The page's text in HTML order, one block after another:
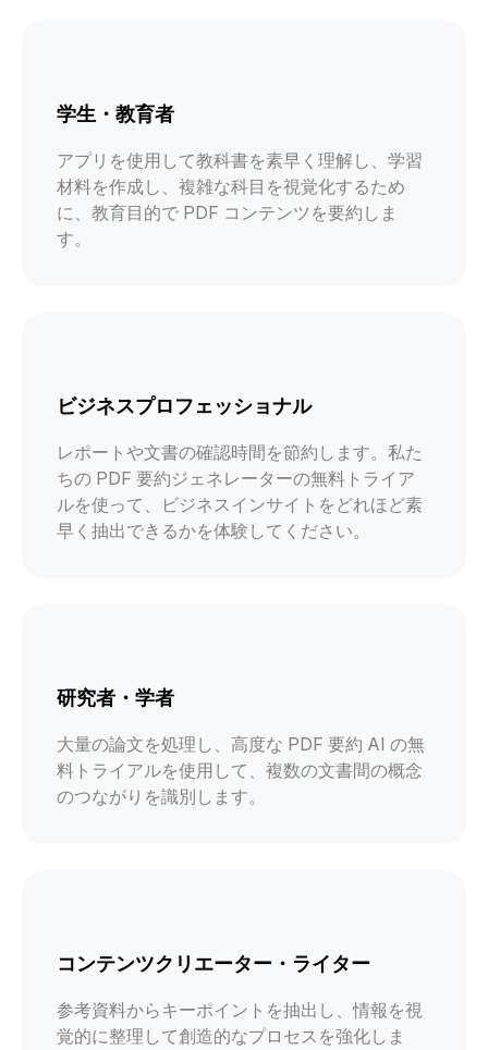
学生・教育者
アプリを使用して教科書を素早く理解し、学習
材料を作成し、複雑な科目を視覚化するため
に、教育目的で PDF コンテンツを要約しま
す。
ビジネスプロフェッショナル
レポートや文書の確認時間を節約します。私た
ちの PDF 要約ジェネレーターの無料トライア
ルを使って、ビジネスインサイトをどれほど素
早く抽出できるかを体験してください。
研究者・学者
大量の論文を処理し、高度な PDF 要約 AI の無
料トライアルを使用して、複数の文書間の概念
のつながりを識別します。
コンテンツクリエーター・ライター
参考資料からキーポイントを抽出し、情報を視
覚的に整理して創造的なプロセスを強化しま